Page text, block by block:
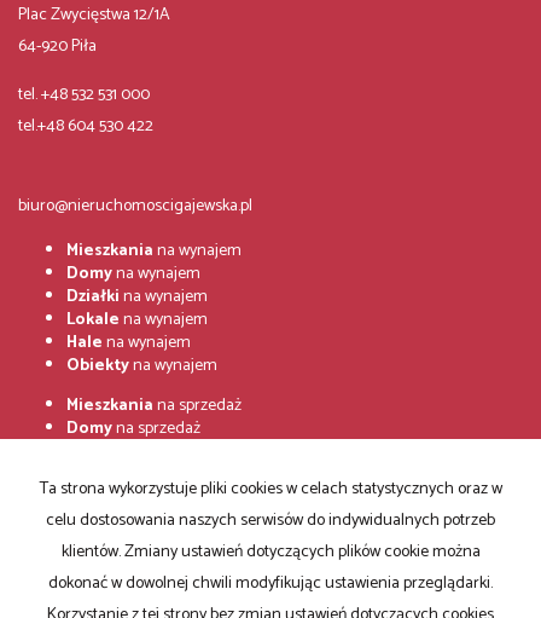
Plac Zwycięstwa 12/1A
64-920 Piła
tel. +48 532 531 000
tel.+48 604 530 422
biuro@nieruchomoscigajewska.pl
Mieszkaniana wynajem
Domyna wynajem
Działkina wynajem
Lokalena wynajem
Halena wynajem
Obiektyna wynajem
Mieszkaniana sprzedaż
Domyna sprzedaż
na sprzedaż
Halena sprzedaż
Obiektyna sprzedaż
Strona główna Zgłoszenia Notatnik Kup Sprzedaj Kontakt
Ta strona wykorzystuje pliki cookies w celach statystycznych oraz w
celu dostosowania naszych serwisów do indywidualnych potrzeb
klientów. Zmiany ustawień dotyczących plików cookie można
dokonać w dowolnej chwili modyfikując ustawienia przeglądarki.